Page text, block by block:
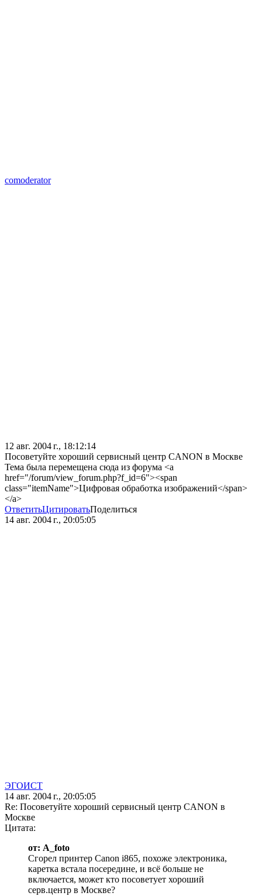
comoderator
12 авг. 2004 г., 18:12:14
Посоветуйте хороший сервисный центр CANON в Москве
Тема была перемещена сюда из форума <a
href="/forum/view_forum.php?f_id=6"><span
class="itemName">Цифровая обработка изображений</span>
</a>
ОтветитьЦитироватьПоделиться
14 авг. 2004 г., 20:05:05
ЭГОИСТ
14 авг. 2004 г., 20:05:05
Re: Посоветуйте хороший сервисный центр CANON в
Москве
Цитата:
от: A_foto
Сгорел принтер Canon i865, похоже электроника,
каретка встала посередине, и всё больше не
включается, может кто посоветует хороший
серв.центр в Москве?